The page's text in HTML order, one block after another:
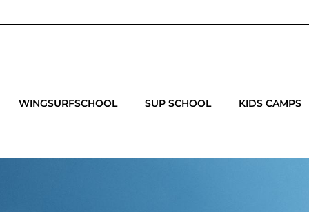
WINGSURFSCHOOL SUP SCHOOL KIDS CAMPS